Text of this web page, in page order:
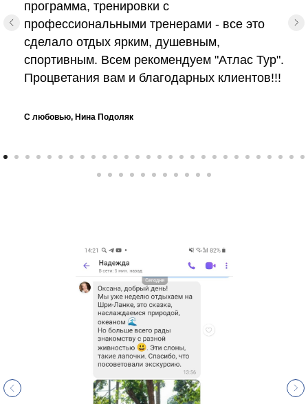
программа, тренировки с
профессиональными тренерами - все это
сделало отдых ярким, душевным,
спортивным. Всем рекомендуем "Атлас Тур".
Процветания вам и благодарных клиентов!!!
С любовью, Нина Подоляк